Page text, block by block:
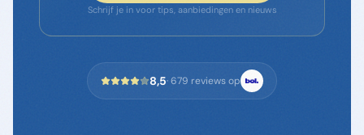
Schrijf je in voor tips, aanbiedingen en nieuws
8,5·679 reviews op